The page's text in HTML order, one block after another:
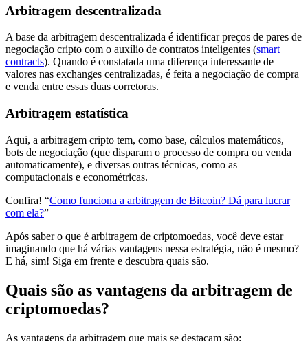
Arbitragem descentralizada
A base da arbitragem descentralizada é identificar preços de pares de
negociação cripto com o auxílio de contratos inteligentes (smart
contracts). Quando é constatada uma diferença interessante de
valores nas exchanges centralizadas, é feita a negociação de compra
e venda entre essas duas corretoras.
Arbitragem estatística
Aqui, a arbitragem cripto tem, como base, cálculos matemáticos,
bots de negociação (que disparam o processo de compra ou venda
automaticamente), e diversas outras técnicas, como as
computacionais e econométricas.
Confira! “Como funciona a arbitragem de Bitcoin? Dá para lucrar
com ela?”
Após saber o que é arbitragem de criptomoedas, você deve estar
imaginando que há várias vantagens nessa estratégia, não é mesmo?
E há, sim! Siga em frente e descubra quais são.
Quais são as vantagens da arbitragem de
criptomoedas?
As vantagens da arbitragem que mais se destacam são: